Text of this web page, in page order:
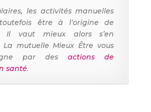
les activités manuelles
être à l’origine de
Il vaut mieux alors s’en
La mutuelle Mieux Être vous
par desactions de
santé.